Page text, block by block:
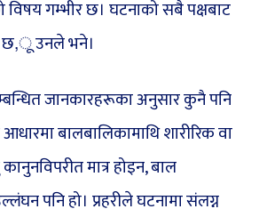
विषय गम्भीर छ। घटनाको सबै पक्षबाट
छ,ू उनले भने।
जानकारहरूका अनुसार कुनै पनि
बालबालिकामाथि शारीरिक वा
मात्र होइन, बाल
पनि हो। प्रहरीले घटनामा संलग्न